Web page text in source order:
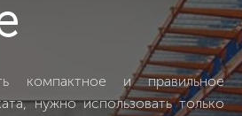
компактное и правильное
нужно использовать только